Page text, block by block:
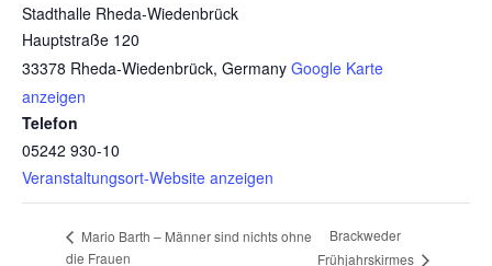
Stadthalle Rheda-Wiedenbrück
Hauptstraße 120
33378 Rheda-Wiedenbrück, Germany Google Karte
anzeigen
Telefon
05242 930-10
Veranstaltungsort-Website anzeigen
Mario Barth – Männer sind nichts ohne
die Frauen
Brackweder
Frühjahrskirmes